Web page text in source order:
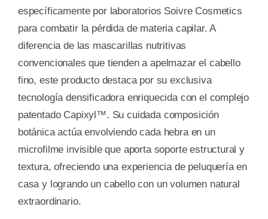
específicamente por laboratorios Soivre Cosmetics
para combatir la pérdida de materia capilar. A
diferencia de las mascarillas nutritivas
convencionales que tienden a apelmazar el cabello
fino, este producto destaca por su exclusiva
tecnología densificadora enriquecida con el complejo
patentado Capixyl™. Su cuidada composición
botánica actúa envolviendo cada hebra en un
microfilme invisible que aporta soporte estructural y
textura, ofreciendo una experiencia de peluquería en
casa y logrando un cabello con un volumen natural
extraordinario.